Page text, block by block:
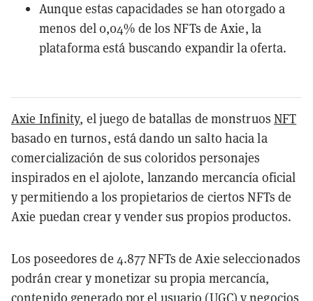
Aunque estas capacidades se han otorgado a
menos del 0,04% de los NFTs de Axie, la
plataforma está buscando expandir la oferta.
Axie Infinity, el juego de batallas de monstruos NFT
basado en turnos, está dando un salto hacia la
comercialización de sus coloridos personajes
inspirados en el ajolote, lanzando mercancía oficial
y permitiendo a los propietarios de ciertos NFTs de
Axie puedan crear y vender sus propios productos.
Los poseedores de 4.877 NFTs de Axie seleccionados
podrán crear y monetizar su propia mercancía,